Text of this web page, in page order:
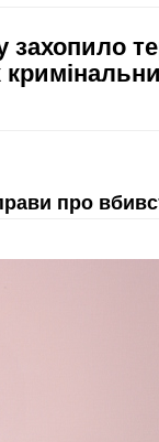
захопило
про